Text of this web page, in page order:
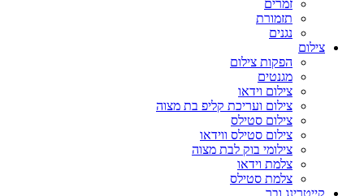
זמרים
תזמורת
נגנים
צילום
הפקות צילום
מגנטים
צילום וידאו
צילום ועריכת קליפ בת מצוה
צילום סטילס
צילום סטילס ווידאו
צילומי בוק לבת מצוה
צלמת וידאו
צלמת סטילס
קייטרינג ובר